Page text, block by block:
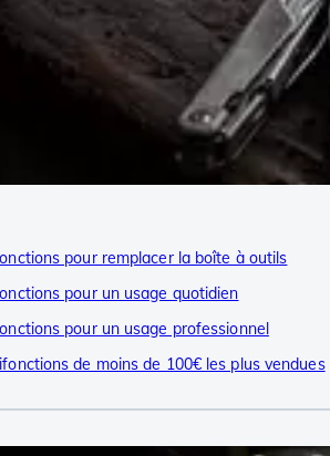
pour remplacer la boîte à outils
pour un usage quotidien
pour un usage professionnel
de moins de 100€ les plus vendues